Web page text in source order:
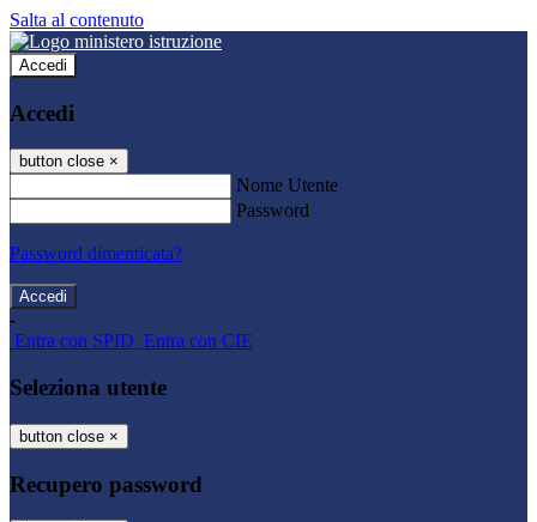
Salta al contenuto
Accedi
Accedi
button close ×
Nome Utente
Password
Password dimenticata?
-
Entra con SPID Entra con CIE
Seleziona utente
button close ×
Recupero password